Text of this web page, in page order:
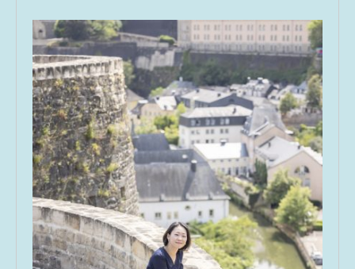
受講生専用ページ
お問い合わせ
プライバシーポリシー・免責事項